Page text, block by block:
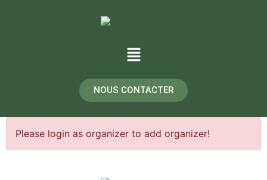
NOUS CONTACTER
Please login as organizer to add organizer!